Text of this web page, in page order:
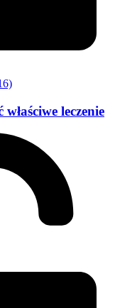
leczenie